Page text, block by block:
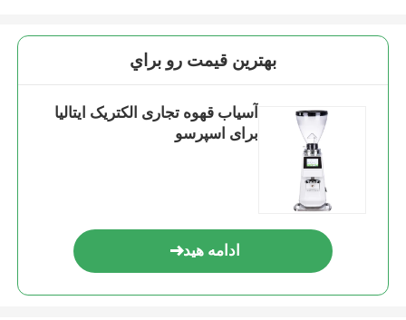
بهترين قيمت رو براي
آسیاب قهوه تجاری الکتریک ایتالیا
برای اسپرسو
ادامه هید